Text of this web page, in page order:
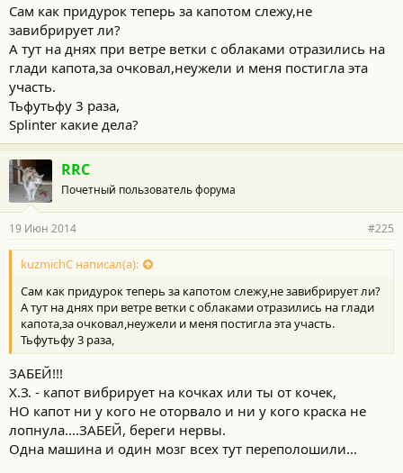
Сам как придурок теперь за капотом слежу,не
завибрирует ли?
А тут на днях при ветре ветки с облаками отразились на
глади капота,за очковал,неужели и меня постигла эта
участь.
Тьфутьфу 3 раза,
Splinter какие дела?
RRC
Почетный пользователь форума
19 Июн 2014 #225
kuzmichC написал(а):
Сам как придурок теперь за капотом слежу,не завибрирует ли?
А тут на днях при ветре ветки с облаками отразились на глади
капота,за очковал,неужели и меня постигла эта участь.
Тьфутьфу 3 раза,
ЗАБЕЙ!!!
Х.З. - капот вибрирует на кочках или ты от кочек,
НО капот ни у кого не оторвало и ни у кого краска не
лопнула....ЗАБЕЙ, береги нервы.
Одна машина и один мозг всех тут переполошили...